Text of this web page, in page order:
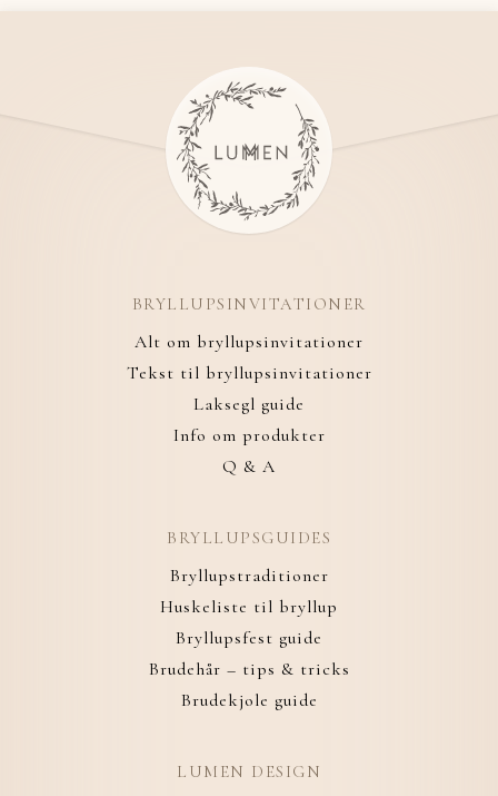
BRYLLUPSINVITATIONER
Alt om bryllupsinvitationer
Tekst til bryllupsinvitationer
Laksegl guide
Info om produkter
Q & A
BRYLLUPSGUIDES
Bryllupstraditioner
Huskeliste til bryllup
Bryllupsfest guide
Brudehår – tips & tricks
Brudekjole guide
LUMEN DESIGN